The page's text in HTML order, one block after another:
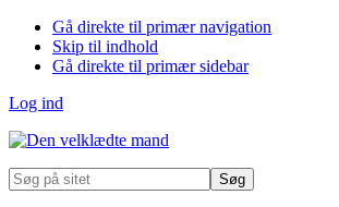
Gå direkte til primær navigation
Skip til indhold
Gå direkte til primær sidebar
Log ind
Søg
på